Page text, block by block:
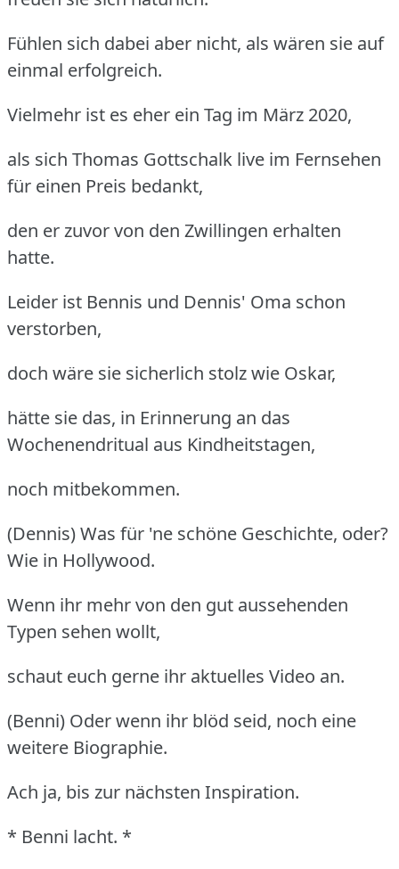
Fühlen sich dabei aber nicht, als wären sie auf
einmal erfolgreich.
Vielmehr ist es eher ein Tag im März 2020,
als sich Thomas Gottschalk live im Fernsehen
für einen Preis bedankt,
den er zuvor von den Zwillingen erhalten
hatte.
Leider ist Bennis und Dennis' Oma schon
verstorben,
doch wäre sie sicherlich stolz wie Oskar,
hätte sie das, in Erinnerung an das
Wochenendritual aus Kindheitstagen,
noch mitbekommen.
(Dennis) Was für 'ne schöne Geschichte, oder?
Wie in Hollywood.
Wenn ihr mehr von den gut aussehenden
Typen sehen wollt,
schaut euch gerne ihr aktuelles Video an.
(Benni) Oder wenn ihr blöd seid, noch eine
weitere Biographie.
Ach ja, bis zur nächsten Inspiration.
* Benni lacht. *